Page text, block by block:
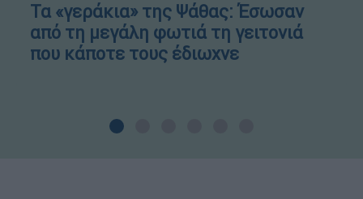
Τα «γεράκια» της Ψάθας: Έσωσαν
από τη μεγάλη φωτιά τη γειτονιά
που κάποτε τους έδιωχνε